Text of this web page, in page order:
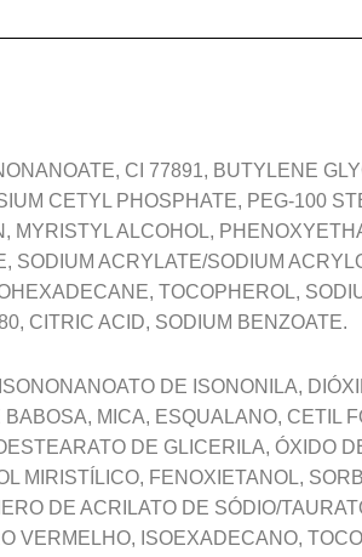
CI 77891, BUTYLENE
CETYL PHOSPHATE, PEG-100
MYRISTYL ALCOHOL,
SODIUM ACRYLATE/SODIUM
TOCOPHEROL,
CITRIC ACID, SODIUM BENZOATE.
DE ISONONILA,
MICA, ESQUALANO, CETIL
DE GLICERILA, ÓXIDO
MIRISTÍLICO, FENOXIETANOL,
DE ACRILATO DE SÓDIO/
VERMELHO, ISOEXADECANO,